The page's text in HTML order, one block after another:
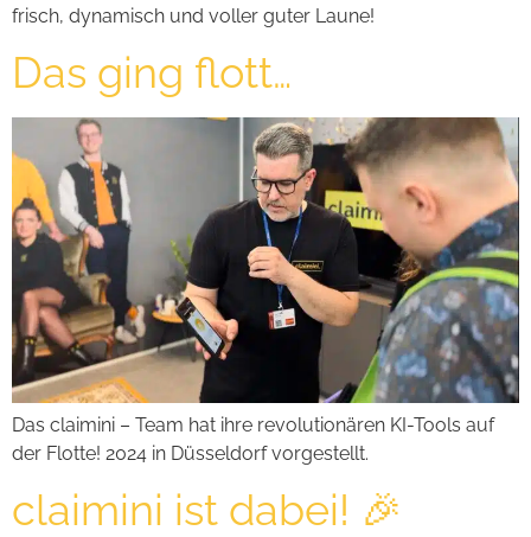
frisch, dynamisch und voller guter Laune!
Das ging flott…
Das claimini – Team hat ihre revolutionären KI-Tools auf
der Flotte! 2024 in Düsseldorf vorgestellt.
claimini ist dabei! 🎉